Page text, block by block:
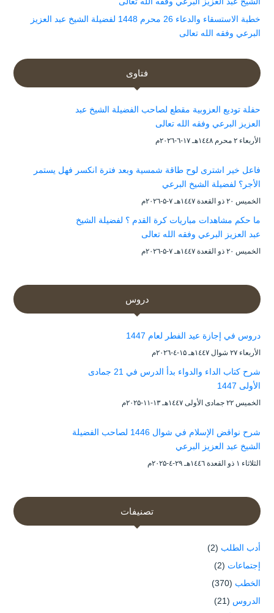
خطبة الاستسقاء والدعاء 26 محرم 1448 لفضيلة الشيخ عبد العزيز
البرعي وفقه الله تعالى
فتاوى
حفلة توديع العزوبية مقطع لصاحب الفضيلة الشيخ عبد
العزيز البرعي وفقه الله تعالى
الأربعاء ۲ محرم ۱٤٤۸هـ ۱۷-٦-۲۰۲٦م
فاعل خير اشترى لوح طاقة شمسية وبعد فترة انكسر فهل يستمر
الأجر؟ لفضيلة الشيخ البرعي
الخميس ۲۰ ذو القعدة ۱٤٤۷هـ ۷-۵-۲۰۲٦م
ما حكم مشاهدات مباريات كرة القدم ؟ لفضيلة الشيخ
عبد العزيز البرعي وفقه الله تعالى
الخميس ۲۰ ذو القعدة ۱٤٤۷هـ ۷-۵-۲۰۲٦م
دروس
دروس في إجازة عيد الفطر لعام 1447
الأربعاء ۲۷ شوال ۱٤٤۷هـ ۱۵-٤-۲۰۲٦م
شرح كتاب الداء والدواء بدأ الدرس في 21 جمادى
الأولى 1447
الخميس ۲۲ جمادى الأولى ۱٤٤۷هـ ۱۳-۱۱-۲۰۲۵م
شرح نواقض الإسلام في شوال 1446 لصاحب الفضيلة
الشيخ عبد العزيز البرعي
الثلاثاء ۱ ذو القعدة ۱٤٤٦هـ ۲۹-٤-۲۰۲۵م
تصنيفات
أدب الطلب (2)
إجتماعات (2)
الخطب (370)
الدروس (21)